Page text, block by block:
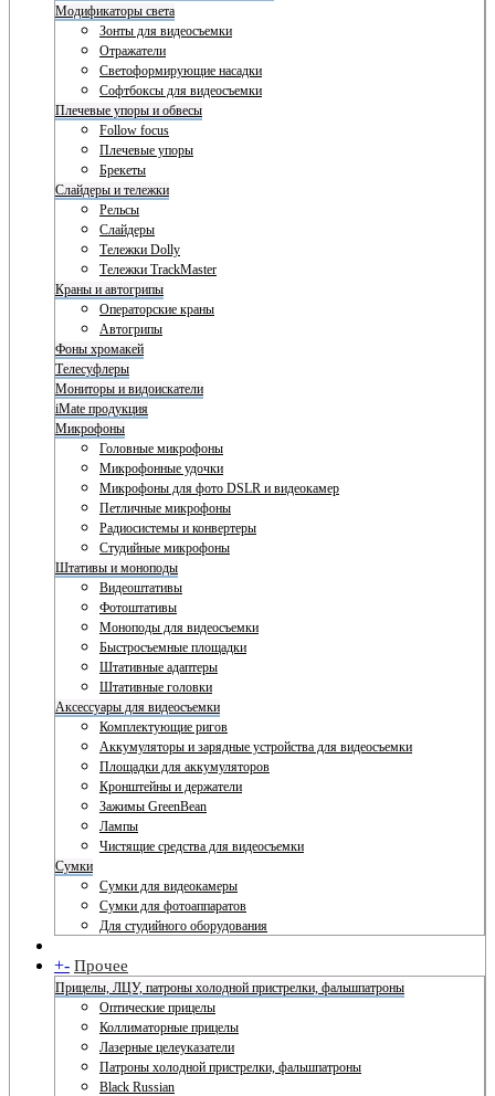
Модификаторы света
Зонты для видеосъемки
Отражатели
Светоформирующие насадки
Софтбоксы для видеосъемки
Плечевые упоры и обвесы
Follow focus
Плечевые упоры
Брекеты
Слайдеры и тележки
Рельсы
Слайдеры
Тележки Dolly
Тележки TrackMaster
Краны и автогрипы
Операторские краны
Автогрипы
Фоны хромакей
Телесуфлеры
Мониторы и видоискатели
iMate продукция
Микрофоны
Головные микрофоны
Микрофонные удочки
Микрофоны для фото DSLR и видеокамер
Петличные микрофоны
Радиосистемы и конвертеры
Студийные микрофоны
Штативы и моноподы
Видеоштативы
Фотоштативы
Моноподы для видеосъемки
Быстросъемные площадки
Штативные адаптеры
Штативные головки
Аксессуары для видеосъемки
Комплектующие ригов
Аккумуляторы и зарядные устройства для видеосъемки
Площадки для аккумуляторов
Кронштейны и держатели
Зажимы GreenBean
Лампы
Чистящие средства для видеосъемки
Сумки
Сумки для видеокамеры
Сумки для фотоаппаратов
Для студийного оборудования
+- Прочее
Прицелы, ЛЦУ, патроны холодной пристрелки, фальшпатроны
Оптические прицелы
Коллиматорные прицелы
Лазерные целеуказатели
Патроны холодной пристрелки, фальшпатроны
Black Russian